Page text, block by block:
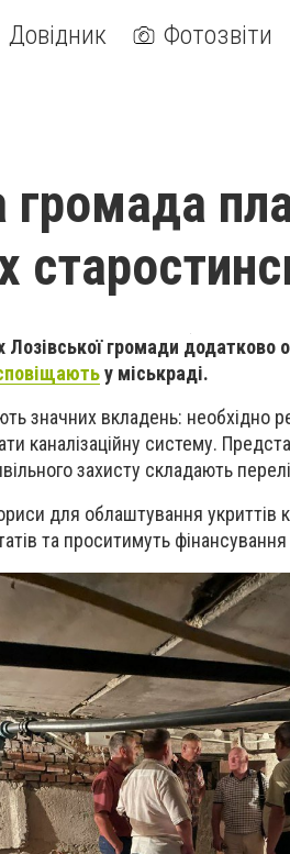
Довідник Фотозвіти
громада
Лозівської громади
у міськраді.
значних вкладень: необхідно
каналізаційну систему.
захисту складають
для облаштування укриттів
та проситимуть